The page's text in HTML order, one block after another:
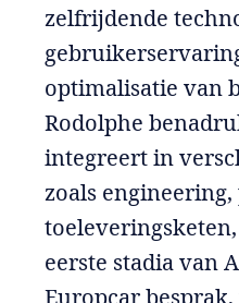
zelfrijdende
optimalisatie van
Rodolphe
integreert in
zoals
eerste stadia van